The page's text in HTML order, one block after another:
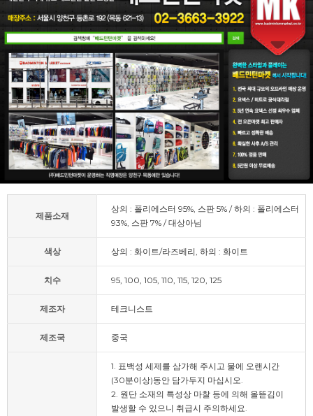
제품소재
상의 : 폴리에스터 95%, 스판 5% / 하의 : 폴리에스터
93%, 스판 7% / 대상아님
색상 상의 : 화이트/라즈베리, 하의 : 화이트
치수 95, 100, 105, 110, 115, 120, 125
제조자 테크니스트
제조국 중국
1. 표백성 세제를 삼가해 주시고 물에 오랜시간
(30분이상)동안 담가두지 마십시오.
2. 원단 소재의 특성상 마찰 등에 의해 올뜯김이
발생할 수 있으니 취급시 주의하세요.